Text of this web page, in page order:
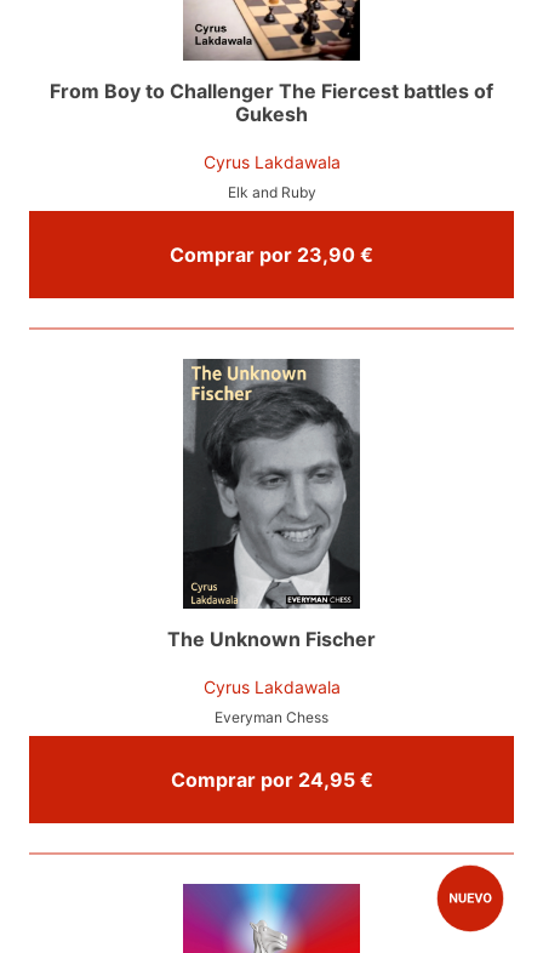
From Boy to Challenger The Fiercest battles of
Gukesh
Cyrus Lakdawala
Elk and Ruby
Comprar por 23,90 €
The Unknown Fischer
Cyrus Lakdawala
Everyman Chess
Comprar por 24,95 €